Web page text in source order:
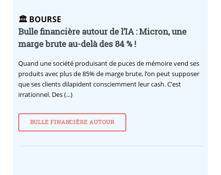
🏛️ BOURSE
Bulle financière autour de l’IA : Micron, une
marge brute au-delà des 84 % !
Quand une société produisant de puces de mémoire vend ses
produits avec plus de 85% de marge brute, l’on peut supposer
que ses clients dilapident consciemment leur cash. C’est
irrationnel. Des (...)
BULLE FINANCIÈRE AUTOUR